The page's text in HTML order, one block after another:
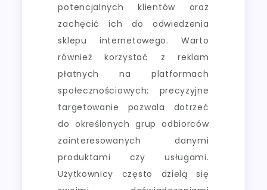
potencjalnych klientów oraz
zachęcić ich do odwiedzenia
sklepu internetowego. Warto
również korzystać z reklam
płatnych na platformach
społecznościowych; precyzyjne
targetowanie pozwala dotrzeć
do określonych grup odbiorców
zainteresowanych danymi
produktami czy usługami.
Użytkownicy często dzielą się